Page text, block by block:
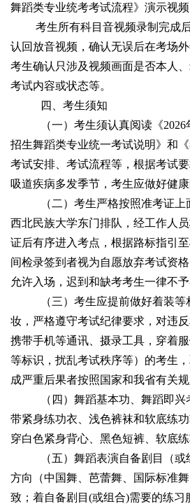
舞蹈类专业统考考试流程》演示视频
考生所有科目音视频录制完成
认回放音视频，确认无误后在考场
考生确认只涉及视频画面是否本人
考试内容或状态等。
四、考生须知
（一）考生须认真阅读《
招生舞蹈类专业统一考试说明》和
考试安排、考试流程等，根据考试
吸道疾病多发季节，考生应做好健康
（二）考生严格按照准考证
西北民族大学东门排队，经工作人
证后有序进入考点，根据路标指引
间检录签到者视为自愿放弃考试资
允许入场，迟到和缺考考生一律不予
（三）考生应提前做好着装
妆，严格遵守考试纪律要求，对违
携带手机等通讯、摄录工具，穿着
等标识，扰乱考试秩序等）的考生
成严重后果者按照国家和我省有关规
（四）舞蹈基本功、舞蹈即
带紧身练功衣、浅色裤袜和软底练
穿白色紧身背心、黑色短裤、软底练
（五）舞蹈表演自备剧目（
方向（中国舞、芭蕾舞、国际标准
致；着自备剧目(或组合)需要的练习